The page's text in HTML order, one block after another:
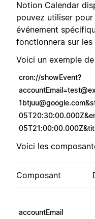
Notion Calendar
pouvez utiliser
événement
fonctionnera sur
Voici un exemple
cron://showEvent?
1btjuu@google.com
Voici les
Composant
accountEmail